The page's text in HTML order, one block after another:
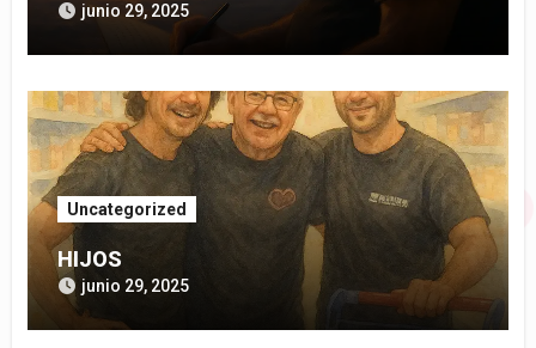
junio 29, 2025
Uncategorized
HIJOS
junio 29, 2025